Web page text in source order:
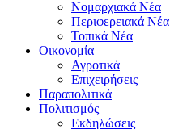
Νομαρχιακά Νέα
Περιφερειακά Νέα
Τοπικά Νέα
Οικονομία
Αγροτικά
Επιχειρήσεις
Παραπολιτικά
Πολιτισμός
Εκδηλώσεις